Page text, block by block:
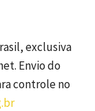
exclusiva
Envio do
controle no